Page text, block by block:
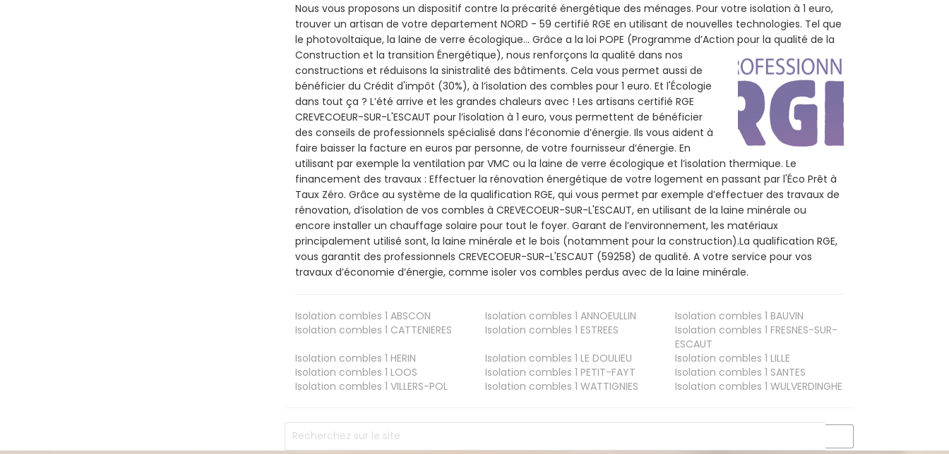
Nous vous proposons un dispositif contre la précarité énergétique des ménages. Pour votre isolation à 1 euro,
trouver un artisan de votre departement NORD - 59 certifié RGE en utilisant de nouvelles technologies. Tel que
le photovoltaïque, la laine de verre écologique... Grâce a la loi POPE (Programme d’Action pour la qualité de la
Construction et la transition Énergétique), nous renforçons la qualité dans nos
constructions et réduisons la sinistralité des bâtiments. Cela vous permet aussi de
bénéficier du Crédit d'impôt (30%), à l’isolation des combles pour 1 euro. Et l'Écologie
dans tout ça ? L’été arrive et les grandes chaleurs avec ! Les artisans certifié RGE
CREVECOEUR-SUR-L'ESCAUT pour l’isolation à 1 euro, vous permettent de bénéficier
des conseils de professionnels spécialisé dans l’économie d’énergie. Ils vous aident à
faire baisser la facture en euros par personne, de votre fournisseur d’énergie. En
utilisant par exemple la ventilation par VMC ou la laine de verre écologique et l’isolation thermique. Le
financement des travaux : Effectuer la rénovation énergétique de votre logement en passant par l'Éco Prêt à
Taux Zéro. Grâce au système de la qualification RGE, qui vous permet par exemple d’effectuer des travaux de
rénovation, d’isolation de vos combles à CREVECOEUR-SUR-L'ESCAUT, en utilisant de la laine minérale ou
encore installer un chauffage solaire pour tout le foyer. Garant de l’environnement, les matériaux
principalement utilisé sont, la laine minérale et le bois (notamment pour la construction).La qualification RGE,
vous garantit des professionnels CREVECOEUR-SUR-L'ESCAUT (59258) de qualité. A votre service pour vos
travaux d’économie d’énergie, comme isoler vos combles perdus avec de la laine minérale.
Isolation combles 1 ABSCON Isolation combles 1 ANNOEULLIN Isolation combles 1 BAUVIN
Isolation combles 1 CATTENIERES Isolation combles 1 ESTREES Isolation combles 1 FRESNES-SUR-
ESCAUT
Isolation combles 1 HERIN Isolation combles 1 LE DOULIEU Isolation combles 1 LILLE
Isolation combles 1 LOOS Isolation combles 1 PETIT-FAYT Isolation combles 1 SANTES
Isolation combles 1 VILLERS-POL Isolation combles 1 WATTIGNIES Isolation combles 1 WULVERDINGHE